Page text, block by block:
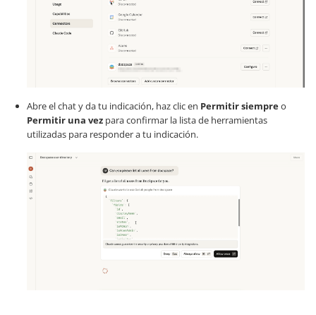
Abre el chat y da tu indicación, haz clic en Permitir siempreo
Permitir una vez para confirmar la lista de herramientas
utilizadas para responder a tu indicación.